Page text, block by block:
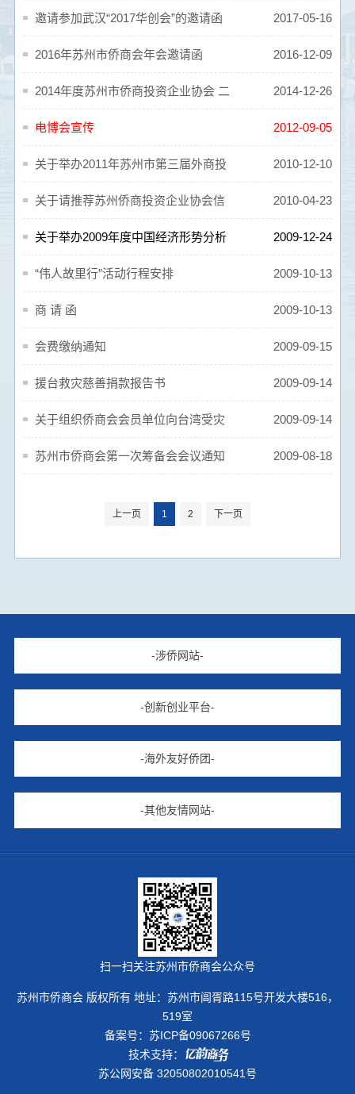
邀请参加武汉“2017华创会”的邀请函 2017-05-16
2016年苏州市侨商会年会邀请函 2016-12-09
2014年度苏州市侨商投资企业协会 二
届三次理事会工作报告
2014-12-26
电博会宣传 2012-09-05
关于举办2011年苏州市第三届外商投
资企业运动会的预告通知
2010-12-10
关于请推荐苏州侨商投资企业协会信
息联络员有关问题的通知
2010-04-23
关于举办2009年度中国经济形势分析
高端报告会有关事宜的通知
2009-12-24
“伟人故里行”活动行程安排 2009-10-13
商 请 函 2009-10-13
会费缴纳通知 2009-09-15
援台救灾慈善捐款报告书 2009-09-14
关于组织侨商会会员单位向台湾受灾
地区捐款的通知
2009-09-14
苏州市侨商会第一次筹备会会议通知 2009-08-18
上一页 1 2 下一页
-涉侨网站-
-创新创业平台-
-海外友好侨团-
-其他友情网站-
扫一扫关注苏州市侨商会公众号
苏州市侨商会 版权所有 地址：苏州市阊胥路115号开发大楼516，
519室
备案号： 苏ICP备09067266号
技术支持：
苏公网安备 32050802010541号